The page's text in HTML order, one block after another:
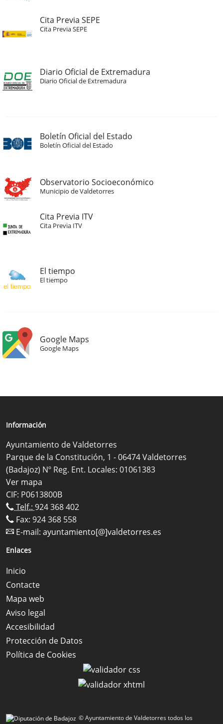
Cita Previa SEPE
Cita Previa SEPE
Diario Oficial de Extremadura
Diario Oficial de Extremadura
Boletín Oficial del Estado
Boletín Oficial del Estado
Observatorio Socioeconómico
Municipio de Valdetorres
Cita Previa ITV
Cita Previa ITV
El tiempo
El tiempo
Google Maps
Google Maps
Información
Ayuntamiento de Valdetorres
Parque de la Constitución, 1 - 06474 Valdetorres
(Badajoz) Nº Reg. Ent. Locales: 01061383
Ver mapa
CIF: P0613800B
Telf.: 924 368 402
Fax: 924 368 558
E-mail: ayuntamiento[@]valdetorres.es
Enlaces
Inicio
Contacte
Mapa web
Aviso legal
Accesibilidad
Protección de Datos
Política de Cookies
© Ayuntamiento de Valdetorres todos los